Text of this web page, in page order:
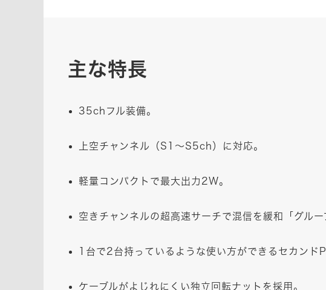
主な特長
35chフル装備。
上空チャンネル（S1～S5ch）に対応。
軽量コンパクトで最大出力2W。
空きチャンネルの超高速サーチで混信を緩和「グルー
1台で2台持っているような使い方ができるセカンド
ケーブルがよじれにくい独立回転ナットを採用。